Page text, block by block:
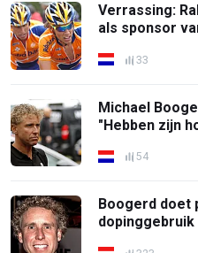
Verrassing:
als sponsor
33
Michael
"Hebben zijn
54
Boogerd doet
dopinggebruik